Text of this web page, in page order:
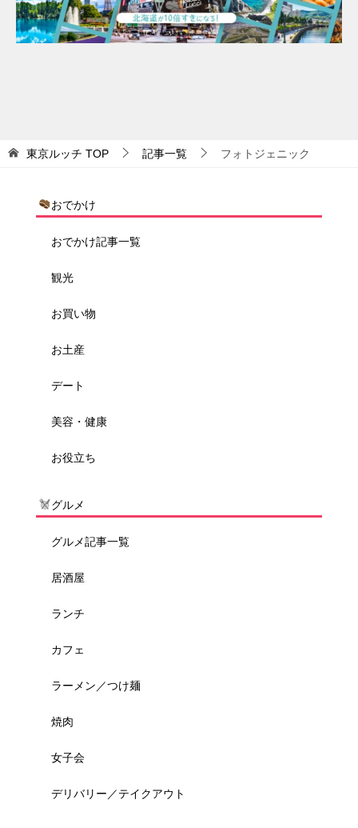
東京ルッチ TOP 記事一覧 フォトジェニック
おでかけ
おでかけ記事一覧
観光
お買い物
お土産
デート
美容・健康
お役立ち
グルメ
グルメ記事一覧
居酒屋
ランチ
カフェ
ラーメン／つけ麺
焼肉
女子会
デリバリー／テイクアウト